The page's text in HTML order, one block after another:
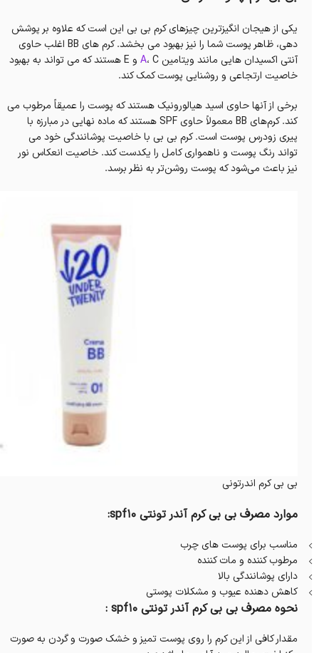
یکی از هیجان انگیزترین چیزهای کرم بی بی این است که علاوه بر پوشش
دهی، ظاهر پوست شما را نیز بهبود می بخشد. کرم های BB اغلب حاوی
آنتی اکسیدان هایی مانند ویتامین
A
، C و E هستند که می تواند به بهبود
خاصیت ارتجاعی و روشنایی پوست کمک کند.
برخی از آنها حاوی اسید هیالورونیک هستند که پوست را عمیقاً مرطوب می
کند. کرم‌های BB معمولاً حاوی SPF هستند که ماده نهایی در مبارزه با
پیری زودرس پوست است. کرم بی بی با خاصیت پوشانندگی خود می
تواند رنگ پوست و ناهمواری کامل را یکدست کند. خاصیت انعکاس نور
نیز باعث می‌شود که پوست روشن‌تر به نظر برسد.
بی بی کرم اندرتونی
موارد مصرف بی بی کرم آندر تونتی spf10:
مناسب برای پوست های چرب
مرطوب کننده و مات کننده
دارای پوشانندگی بالا
کاهش دهنده عیوب و مشکلات پوستی
نحوه مصرف بی بی کرم آندر تونتی spf10 :
مقدار کافی از این کرم را روی پوست تمیز و خشک صورت و گردن به صورت